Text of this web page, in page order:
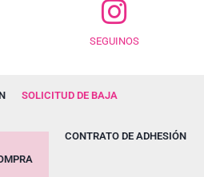
SEGUINOS
SOLICITUD DE BAJA
CONTRATO DE ADHESIÓN